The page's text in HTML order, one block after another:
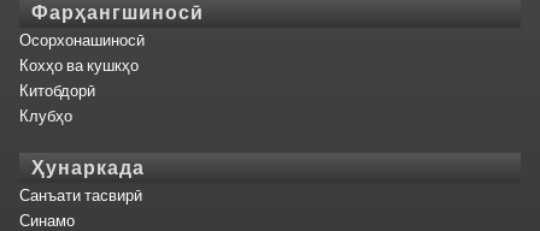
Фарҳангшиносӣ
Осорхонашиносӣ
Кохҳо ва кушкҳо
Китобдорӣ
Клубҳо
Ҳунаркада
Санъати тасвирӣ
Синамо